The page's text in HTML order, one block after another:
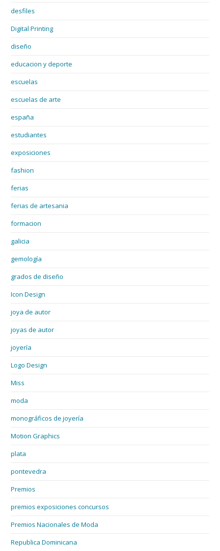
desfiles
Digital Printing
diseño
educacion y deporte
escuelas
escuelas de arte
españa
estudiantes
exposiciones
fashion
ferias
ferias de artesania
formacion
galicia
gemología
grados de diseño
Icon Design
joya de autor
joyas de autor
joyería
Logo Design
Miss
moda
monográficos de joyería
Motion Graphics
plata
pontevedra
Premios
premios exposiciones concursos
Premios Nacionales de Moda
Republica Dominicana